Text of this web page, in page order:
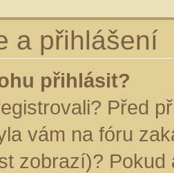
a přihlášení
přihlásit?
Před
vám na fóru
zobrazí)?